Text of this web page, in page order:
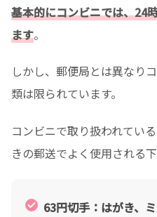
基本的にコンビニでは、24
ます。
しかし、郵便局とは異なり
類は限られています。
コンビニで取り扱われてい
きの郵送でよく使用される下
63円切手：はがき、